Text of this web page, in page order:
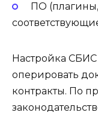
ПО
Настройка СБИС
оперировать
контракты. По